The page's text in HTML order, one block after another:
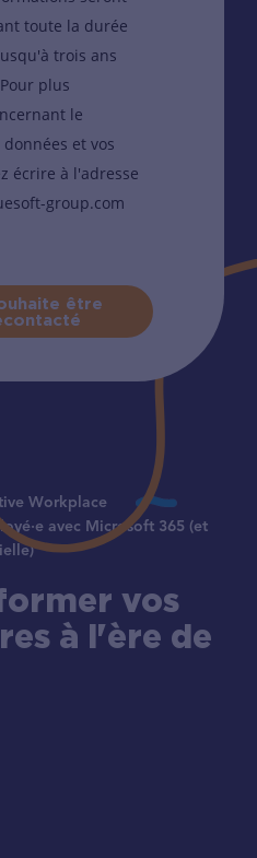
toute la durée
trois ans
plus
le
et vos
écrire à l'adresse
group.com
être
Workplace
avec Microsoft 365 (et
vos
à l'ère de